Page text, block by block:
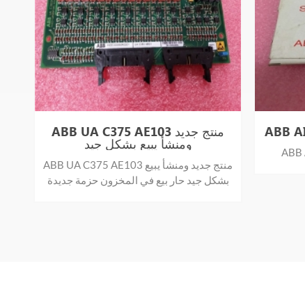
ABB UA C375 AE103 منتج جديد
ومنشأ يبيع بشكل جيد
ABB UA C375 AE103 منتج جديد ومنشأ يبيع
بشكل جيد حار بيع في المخزون حزمة جديدة